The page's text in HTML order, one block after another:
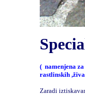
( namenjena
rastlinskih
Zaradi